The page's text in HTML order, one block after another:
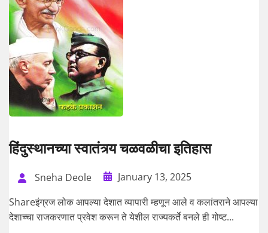
हिंदुस्थानच्या स्वातंत्र्य चळवळीचा इतिहास
Sneha Deole
January 13, 2025
Shareइंग्रज लोक आपल्या देशात व्यापारी म्हणून आले व कलांतराने आपल्या
देशाच्चा राजकरणात प्रवेश करून ते येशील राज्यकर्ते बनले ही गोष्ट...